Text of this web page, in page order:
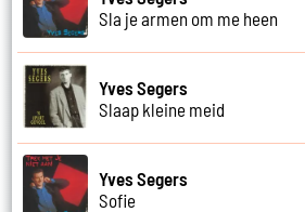
Sla je armen om me heen
Yves Segers
Slaap kleine meid
Yves Segers
Sofie